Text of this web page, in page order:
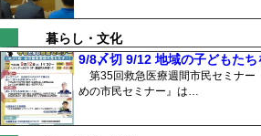
暮らし・文化
9/8〆切 9/12 地域の子どもた
第35回救急医療週間市民セミナー
めの市民セミナー』は…